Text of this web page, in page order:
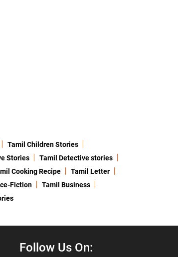
Tamil Children Stories
Stories
Tamil Detective stories
Cooking Recipe
Tamil Letter
Fiction
Tamil Business
Follow Us On: